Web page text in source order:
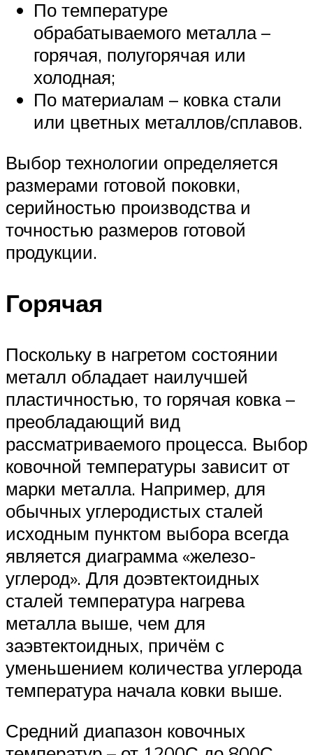
По температуре
обрабатываемого металла –
горячая, полугорячая или
холодная;
По материалам – ковка стали
или цветных металлов/сплавов.
Выбор технологии определяется
размерами готовой поковки,
серийностью производства и
точностью размеров готовой
продукции.
Горячая
Поскольку в нагретом состоянии
металл обладает наилучшей
пластичностью, то горячая ковка –
преобладающий вид
рассматриваемого процесса. Выбор
ковочной температуры зависит от
марки металла. Например, для
обычных углеродистых сталей
исходным пунктом выбора всегда
является диаграмма «железо-
углерод». Для доэвтектоидных
сталей температура нагрева
металла выше, чем для
заэвтектоидных, причём с
уменьшением количества углерода
температура начала ковки выше.
Средний диапазон ковочных